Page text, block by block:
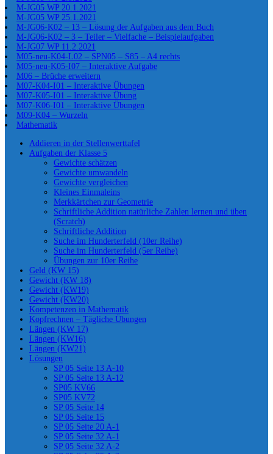
M-JG05 WP 20.1.2021
M-JG05 WP 25.1.2021
M-JG06-K02 – 13 – Lösung der Aufgaben aus dem Buch
M-JG06-K02 – 3 – Teiler – Vielfache – Beispielaufgaben
M-JG07 WP 11.2.2021
M05-neu-K04-L02 – SPN05 – S85 – A4 rechts
M05-neu-K05-I07 – Interaktive Aufgabe
M06 – Brüche erweitern
M07-K04-I01 – Interaktive Übungen
M07-K05-I01 – Interaktive Übung
M07-K06-I01 – Interaktive Übungen
M09-K04 – Wurzeln
Mathematik
Addieren in der Stellenwerttafel
Aufgaben der Klasse 5
Gewichte schätzen
Gewichte umwandeln
Gewichte vergleichen
Kleines Einmaleins
Merkkärtchen zur Geometrie
Schriftliche Addition natürliche Zahlen lernen und üben
(Scratch)
Schriftliche Addition
Suche im Hunderterfeld (10er Reihe)
Suche im Hunderterfeld (5er Reihe)
Übungen zur 10er Reihe
Geld (KW 15)
Gewicht (KW 18)
Gewicht (KW19)
Gewicht (KW20)
Kompetenzen in Mathematik
Kopfrechnen – Tägliche Übungen
Längen (KW 17)
Längen (KW16)
Längen (KW21)
Lösungen
SP 05 Seite 13 A-10
SP 05 Seite 13 A-12
SP05 KV66
SP05 KV72
SP 05 Seite 14
SP 05 Seite 15
SP 05 Seite 20 A-1
SP 05 Seite 32 A-1
SP 05 Seite 32 A-2